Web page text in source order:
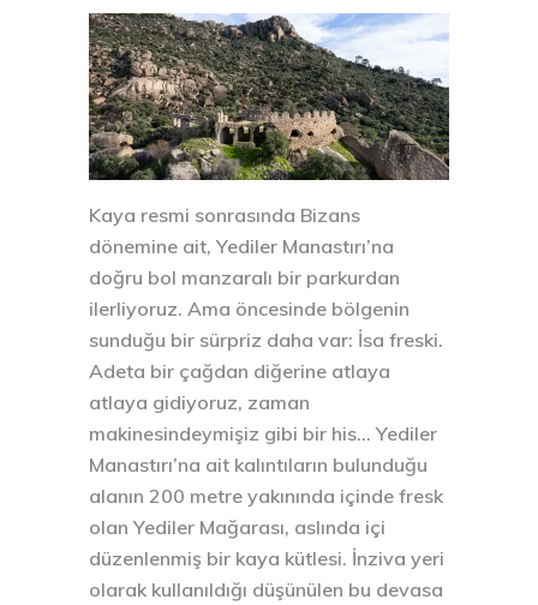
Kaya resmi sonrasında Bizans
dönemine ait, Yediler Manastırı’na
doğru bol manzaralı bir parkurdan
ilerliyoruz. Ama öncesinde bölgenin
sunduğu bir sürpriz daha var: İsa freski.
Adeta bir çağdan diğerine atlaya
atlaya gidiyoruz, zaman
makinesindeymişiz gibi bir his… Yediler
Manastırı’na ait kalıntıların bulunduğu
alanın 200 metre yakınında içinde fresk
olan Yediler Mağarası, aslında içi
düzenlenmiş bir kaya kütlesi. İnziva yeri
olarak kullanıldığı düşünülen bu devasa